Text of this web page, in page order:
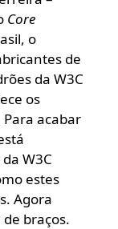
Core
o
de
da W3C
os
acabar
W3C
estes
Agora
braços.